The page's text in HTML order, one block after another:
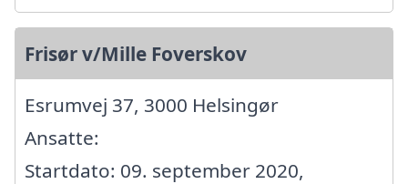
Frisør v/Mille Foverskov
Esrumvej 37, 3000 Helsingør
Ansatte:
Startdato: 09. september 2020,